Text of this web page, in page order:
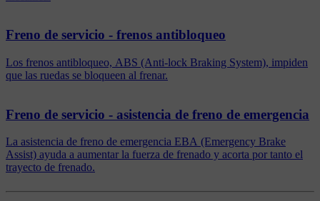
Freno de servicio - frenos antibloqueo
Los frenos antibloqueo, ABS (Anti-lock Braking System), impiden
que las ruedas se bloqueen al frenar.
Freno de servicio - asistencia de freno de emergencia
La asistencia de freno de emergencia EBA (Emergency Brake
Assist) ayuda a aumentar la fuerza de frenado y acorta por tanto el
trayecto de frenado.